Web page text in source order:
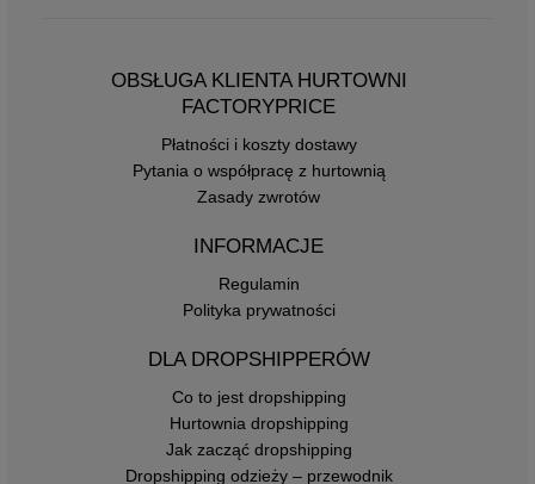
OBSŁUGA KLIENTA HURTOWNI
FACTORYPRICE
Płatności i koszty dostawy
Pytania o współpracę z hurtownią
Zasady zwrotów
INFORMACJE
Regulamin
Polityka prywatności
DLA DROPSHIPPERÓW
Co to jest dropshipping
Hurtownia dropshipping
Jak zacząć dropshipping
Dropshipping odzieży – przewodnik